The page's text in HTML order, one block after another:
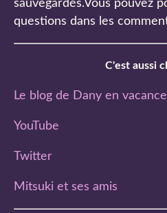
sauvegardés.Vous pouvez
questions dans les
C'est aussi
Le blog de Dany en
YouTube
Twitter
Mitsuki et ses amis